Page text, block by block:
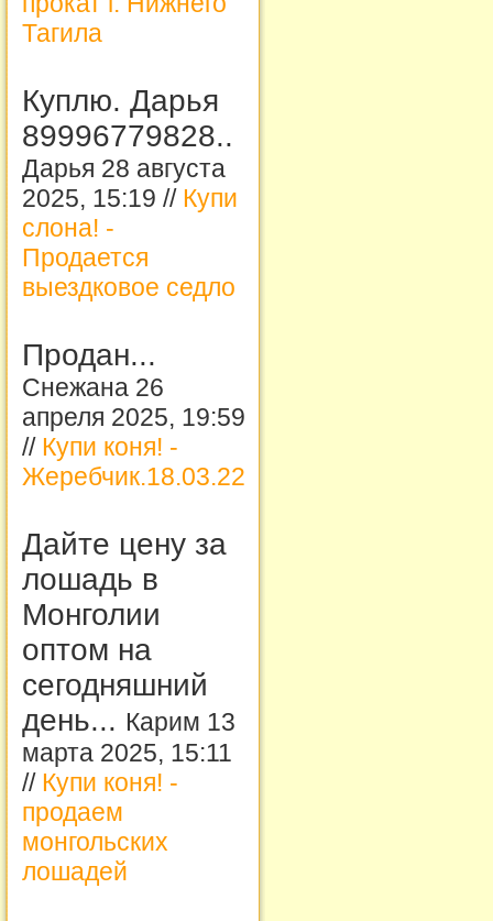
Тагила
Куплю. Дарья
89996779828..
Дарья 28 августа
2025, 15:19 // Купи
слона! -
Продается
выездковое седло
Продан...
Снежана 26
апреля 2025, 19:59
// Купи коня! -
Жеребчик.18.03.22
Дайте цену за
лошадь в
Монголии
оптом на
сегодняшний
день... Карим 13
марта 2025, 15:11
// Купи коня! -
продаем
монгольских
лошадей